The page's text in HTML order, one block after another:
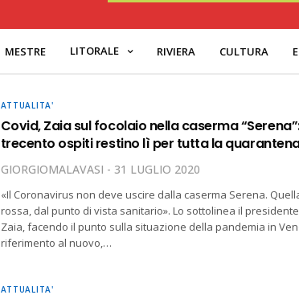
MESTRE LITORALE RIVIERA CULTURA
ATTUALITA'
Covid, Zaia sul focolaio nella caserma
trecento ospiti restino lì per tutta la
GIORGIOMALAVASI 31 LUGLIO 2020
«Il Coronavirus non deve uscire dalla caserma Serena.
rossa, dal punto di vista sanitario». Lo sottolinea il
Zaia, facendo il punto sulla situazione della pandemia in
riferimento al nuovo,…
ATTUALITA'